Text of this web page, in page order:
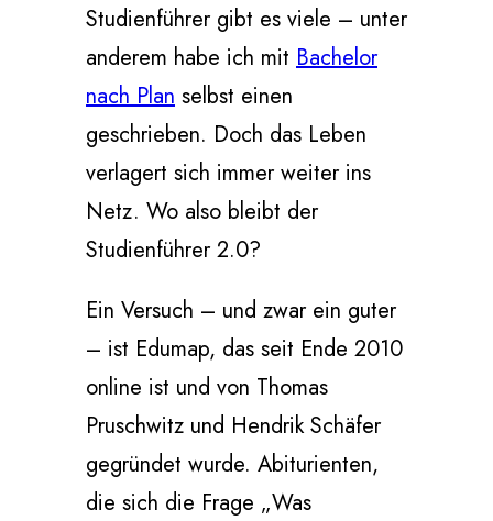
Studienführer gibt es viele – unter
anderem habe ich mit Bachelor
nach Plan selbst einen
geschrieben. Doch das Leben
verlagert sich immer weiter ins
Netz. Wo also bleibt der
Studienführer 2.0?
Ein Versuch – und zwar ein guter
– ist Edumap, das seit Ende 2010
online ist und von Thomas
Pruschwitz und Hendrik Schäfer
gegründet wurde. Abiturienten,
die sich die Frage „Was